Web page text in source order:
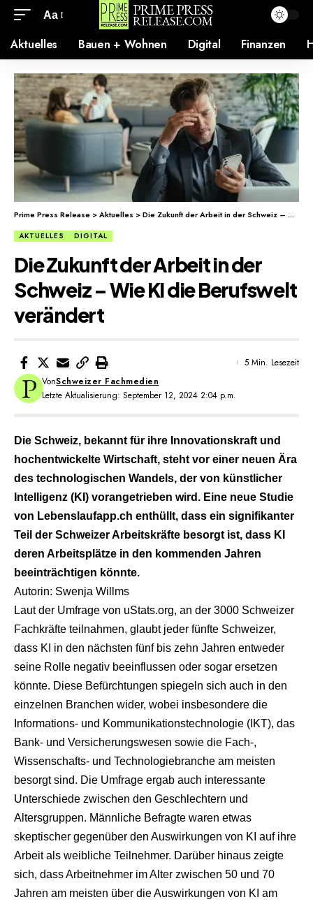
Aa
Aktuelles Bauen + Wohnen Digital Finanzen
Prime Press Release >Aktuelles >Die Zukunft der Arbeit in der Schweiz – Wie KI die Berufswelt verändert
AKTUELLES DIGITAL
Die Zukunft der Arbeit in der
Schweiz – Wie KI die Berufswelt
verändert
Letzte Aktualisierung: September 12, 2024 2:04 p.m.
VonSchweizer Fachmedien
5 Min. Lesezeit
Die Schweiz, bekannt für ihre Innovationskraft und
hochentwickelte Wirtschaft, steht vor einer neuen Ära
des technologischen Wandels, der von künstlicher
Intelligenz (KI) vorangetrieben wird. Eine neue Studie
von Lebenslaufapp.ch enthüllt, dass ein signifikanter
Teil der Schweizer Arbeitskräfte besorgt ist, dass KI
deren Arbeitsplätze in den kommenden Jahren
beeinträchtigen könnte.
Autorin: Swenja Willms
Laut der Umfrage von uStats.org, an der 3000 Schweizer
Fachkräfte teilnahmen, glaubt jeder fünfte Schweizer,
dass KI in den nächsten fünf bis zehn Jahren entweder
seine Rolle negativ beeinflussen oder sogar ersetzen
könnte. Diese Befürchtungen spiegeln sich auch in den
einzelnen Branchen wider, wobei insbesondere die
Informations- und Kommunikationstechnologie (IKT), das
Bank- und Versicherungswesen sowie die Fach-,
Wissenschafts- und Technologiebranche am meisten
besorgt sind. Die Umfrage ergab auch interessante
Unterschiede zwischen den Geschlechtern und
Altersgruppen. Männliche Befragte waren etwas
skeptischer gegenüber den Auswirkungen von KI auf ihre
Arbeit als weibliche Teilnehmer. Darüber hinaus zeigte
sich, dass Arbeitnehmer im Alter zwischen 50 und 70
Jahren am meisten über die Auswirkungen von KI am